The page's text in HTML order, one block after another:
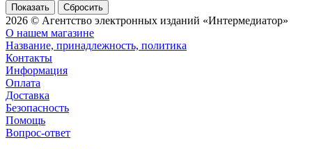
Сбросить
2026 © Агентство электронных изданий «Интермедиатор»
О нашем магазине
Название, принадлежность, политика
Контакты
Информация
Оплата
Доставка
Безопасность
Помощь
Вопрос-ответ